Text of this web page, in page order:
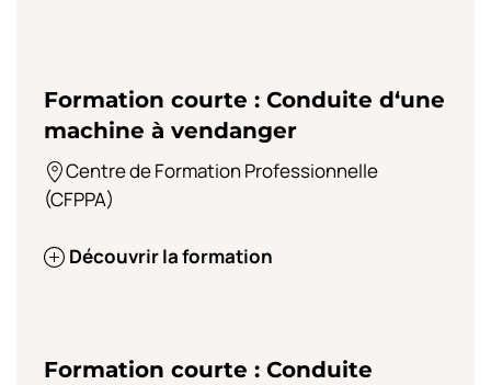
Formation courte : Conduite d‘une
machine à vendanger
Centre de Formation Professionnelle
(CFPPA)
Découvrir la formation
Formation courte : Conduite